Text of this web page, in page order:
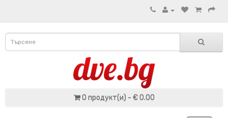
0 продукт(и) - € 0.00